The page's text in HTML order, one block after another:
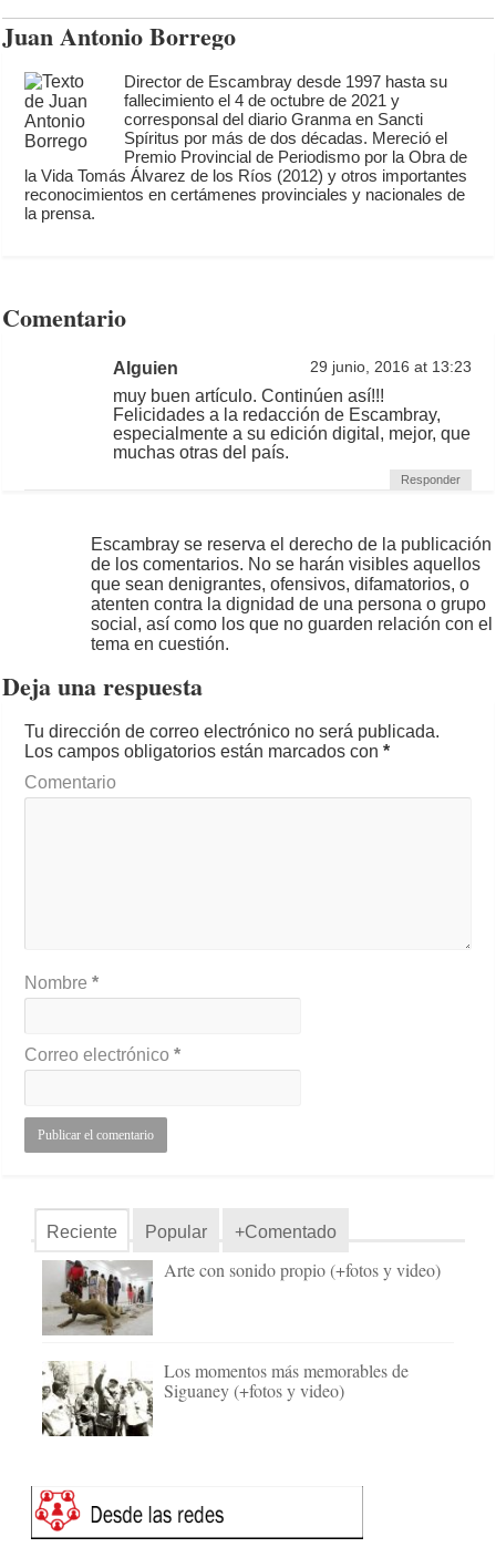
Juan Antonio Borrego
Director de Escambray desde 1997 hasta su
fallecimiento el 4 de octubre de 2021 y
corresponsal del diario Granma en Sancti
Spíritus por más de dos décadas. Mereció el
Premio Provincial de Periodismo por la Obra de
la Vida Tomás Álvarez de los Ríos (2012) y otros importantes
reconocimientos en certámenes provinciales y nacionales de
la prensa.
Comentario
Alguien 29 junio, 2016 at 13:23
muy buen artículo. Continúen así!!!
Felicidades a la redacción de Escambray,
especialmente a su edición digital, mejor, que
muchas otras del país.
Responder
Escambray se reserva el derecho de la publicación
de los comentarios. No se harán visibles aquellos
que sean denigrantes, ofensivos, difamatorios, o
atenten contra la dignidad de una persona o grupo
social, así como los que no guarden relación con el
tema en cuestión.
Deja una respuesta
Tu dirección de correo electrónico no será publicada.
Los campos obligatorios están marcados con*
Comentario
Nombre*
Correo electrónico*
Reciente Popular +Comentado
Arte con sonido propio (+fotos y video)
Los momentos más memorables de
Siguaney (+fotos y video)